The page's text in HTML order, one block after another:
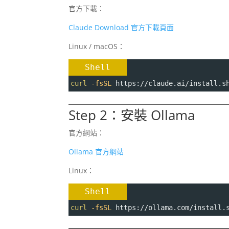
官方下載：
Claude Download 官方下載頁面
Linux / macOS：
Shell
curl -fsSL https://claude.ai/
Step 2：安裝 Ollama
官方網站：
Ollama 官方網站
Linux：
Shell
curl -fsSL https://ollama.com/